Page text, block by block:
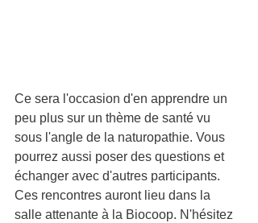
Ce sera l'occasion d'en apprendre un
peu plus sur un thème de santé vu
sous l'angle de la naturopathie. Vous
pourrez aussi poser des questions et
échanger avec d'autres participants.
Ces rencontres auront lieu dans la
salle attenante à la Biocoop. N'hésitez